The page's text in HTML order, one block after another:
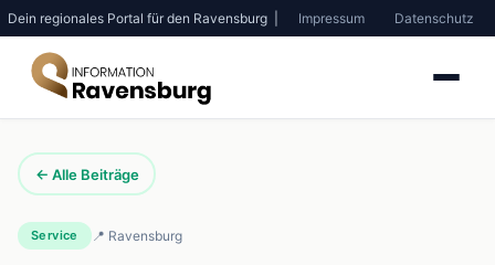
Dein regionales Portal für den Ravensburg | Impressum Datenschutz
← Alle Beiträge
Service 📍 Ravensburg